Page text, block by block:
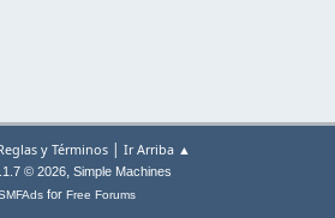
y Términos | Ir Arriba ▲
© 2026, Simple Machines
for Free Forums